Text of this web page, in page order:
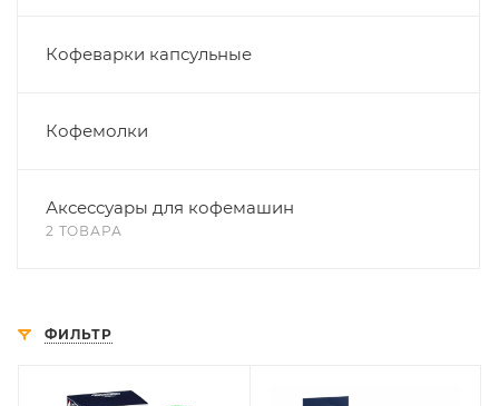
Кофеварки капсульные
Кофемолки
Аксессуары для кофемашин
2 ТОВАРА
ФИЛЬТР